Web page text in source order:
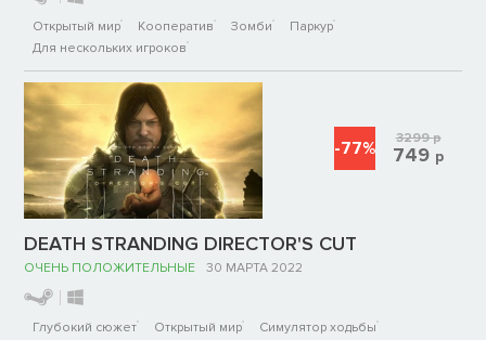
Открытый мир Кооператив Зомби
Паркур
Для нескольких игроков
DEATH STRANDING DIRECTOR'S CUT
ОЧЕНЬ ПОЛОЖИТЕЛЬНЫЕ 30 МАРТА 2022
Глубокий сюжет Открытый мир
Симулятор ходьбы
-77% 3299р
749 р